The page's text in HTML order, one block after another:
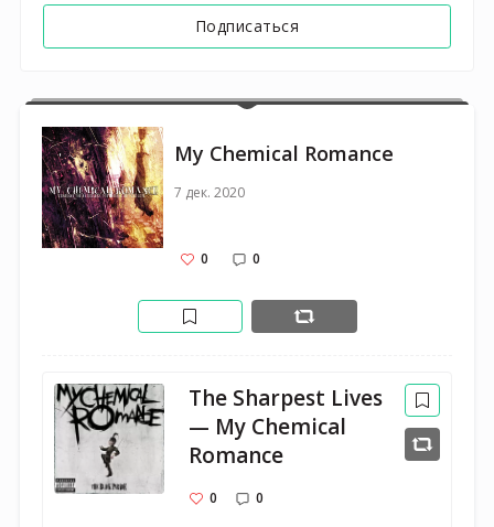
Подписаться
My Chemical Romance
7 дек. 2020
0 0
The Sharpest Lives
— My Chemical
Romance
0 0